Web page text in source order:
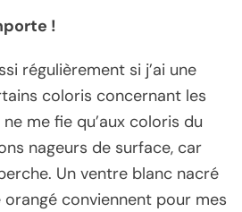
!
régulièrement si j’ai une
coloris concernant les
me fie qu’aux coloris du
nageurs de surface, car
Un ventre blanc nacré
conviennent pour mes